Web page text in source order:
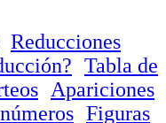
Reducciones
Tabla de
Apariciones
Figuras